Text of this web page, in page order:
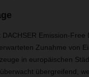
Emission-Free
Zunahme von
in europäischen
übergreifend,